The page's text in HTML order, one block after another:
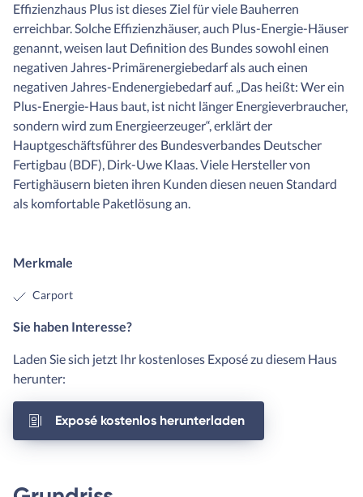
Effizienzhaus Plus ist dieses Ziel für viele Bauherren
erreichbar. Solche Effizienzhäuser, auch Plus-Energie-Häuser
genannt, weisen laut Definition des Bundes sowohl einen
negativen Jahres-Primärenergiebedarf als auch einen
negativen Jahres-Endenergiebedarf auf. „Das heißt: Wer ein
Plus-Energie-Haus baut, ist nicht länger Energieverbraucher,
sondern wird zum Energieerzeuger“, erklärt der
Hauptgeschäftsführer des Bundesverbandes Deutscher
Fertigbau (BDF), Dirk-Uwe Klaas. Viele Hersteller von
Fertighäusern bieten ihren Kunden diesen neuen Standard
als komfortable Paketlösung an.
Merkmale
Carport
Sie haben Interesse?
Laden Sie sich jetzt Ihr kostenloses Exposé zu diesem Haus
herunter:
Exposé kostenlos herunterladen